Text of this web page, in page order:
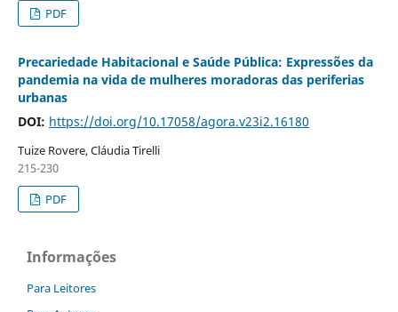
PDF
Precariedade Habitacional e Saúde Pública: Expressões da
pandemia na vida de mulheres moradoras das periferias
urbanas
DOI: https://doi.org/10.17058/agora.v23i2.16180
Tuize Rovere, Cláudia Tirelli
215-230
PDF
Informações
Para Leitores